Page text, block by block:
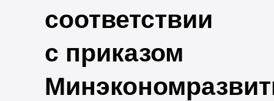
соответствии
с приказом